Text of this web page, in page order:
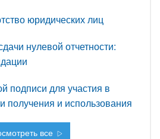
юридических лиц
нулевой отчетности:
подписи для участия в
получения и использования
все